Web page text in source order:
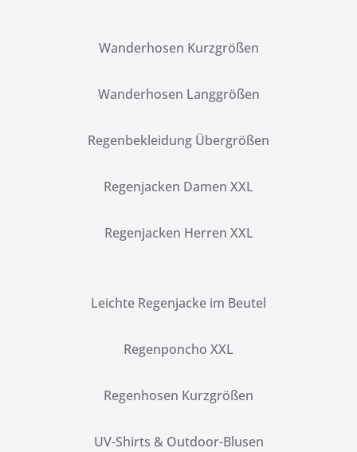
Wanderhosen Kurzgrößen
Wanderhosen Langgrößen
Regenbekleidung Übergrößen
Regenjacken Damen XXL
Regenjacken Herren XXL
Leichte Regenjacke im Beutel
Regenponcho XXL
Regenhosen Kurzgrößen
UV-Shirts & Outdoor-Blusen